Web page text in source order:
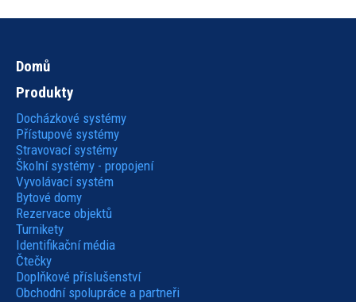
Hlavní
navigace
Domů
Produkty
Docházkové systémy
Přístupové systémy
Stravovací systémy
Školní systémy - propojení
Vyvolávací systém
Bytové domy
Rezervace objektů
Turnikety
Identifikační média
Čtečky
Doplňkové příslušenství
Obchodní spolupráce a partneři